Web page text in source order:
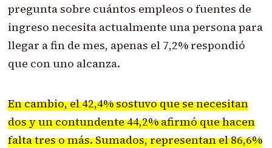
pregunta sobre cuántos empleos o fuentes de
ingreso necesita actualmente una persona para
llegar a fin de mes, apenas el 7,2% respondió
que con uno alcanza.
En cambio, el 42,4% sostuvo que se necesitan
dos y un contundente 44,2% afirmó que hacen
falta tres o más. Sumados, representan el 86,6%